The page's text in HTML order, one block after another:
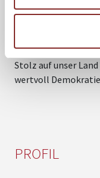
so leben wie wir.
Deutschland in der
Deutschen diesen
Stolz auf unser
wertvoll
PROFIL